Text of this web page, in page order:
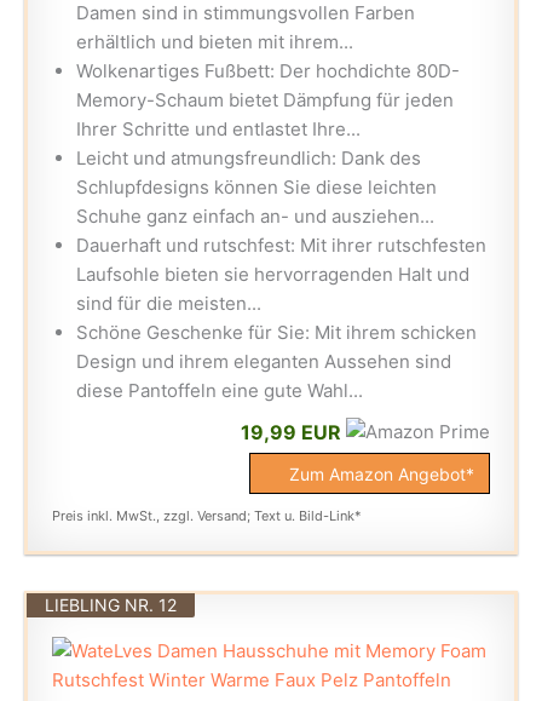
Damen sind in stimmungsvollen Farben
erhältlich und bieten mit ihrem...
Wolkenartiges Fußbett: Der hochdichte 80D-
Memory-Schaum bietet Dämpfung für jeden
Ihrer Schritte und entlastet Ihre...
Leicht und atmungsfreundlich: Dank des
Schlupfdesigns können Sie diese leichten
Schuhe ganz einfach an- und ausziehen...
Dauerhaft und rutschfest: Mit ihrer rutschfesten
Laufsohle bieten sie hervorragenden Halt und
sind für die meisten...
Schöne Geschenke für Sie: Mit ihrem schicken
Design und ihrem eleganten Aussehen sind
diese Pantoffeln eine gute Wahl...
19,99 EUR
Zum Amazon Angebot*
Preis inkl. MwSt., zzgl. Versand; Text u. Bild-Link*
LIEBLING NR. 12